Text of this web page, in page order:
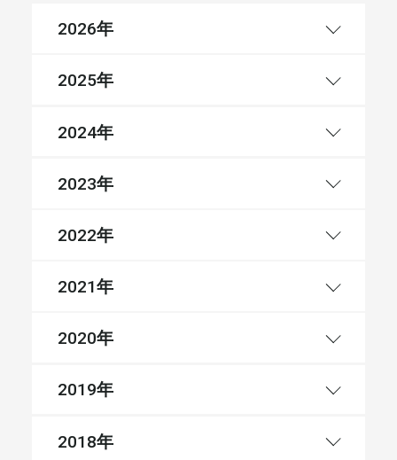
2026年
2025年
2024年
2023年
2022年
2021年
2020年
2019年
2018年